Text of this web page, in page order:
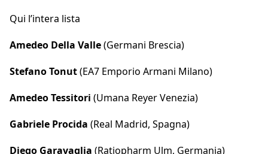
Qui l’intera lista
Amedeo Della Valle(Germani Brescia)
Stefano Tonut(EA7 Emporio Armani Milano)
Amedeo Tessitori (Umana Reyer Venezia)
Gabriele Procida (Real Madrid, Spagna)
Diego Garavaglia (Ratiopharm Ulm, Germania)